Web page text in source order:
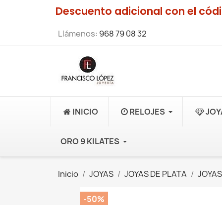
Descuento adicional con el
Llámenos: 968 79 08 32
INICIO RELOJES
ORO 9 KILATES
Inicio JOYAS JOYAS DE PLATA
-50%